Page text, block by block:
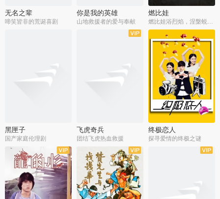
无名之辈
啼笑皆非的荒诞喜剧
你是我的英雄
山地救援者的爱与奉献
燃比娃
燃比娃浴烈焰，涅槃蜕变成人
黑匣子
国产家庭伦理剧
飞虎奇兵
团结飞虎热血救援
终极恋人
探寻爱情的终极之谜